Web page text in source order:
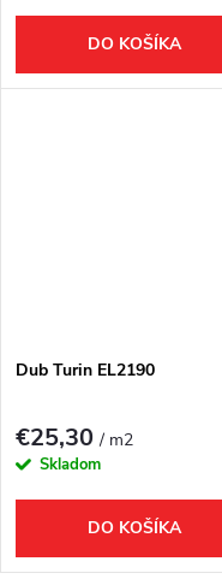
DO KOŠÍKA
Dub Turin EL2190
€25,30/ m2
Skladom
DO KOŠÍKA